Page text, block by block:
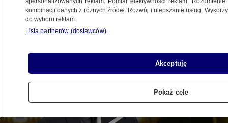
kombinacji danych z różnych źródeł. Rozwój i ulepszanie usług.
do wyboru reklam.
Lista partnerów (dostawców)
Akceptuję
Pokaż cele